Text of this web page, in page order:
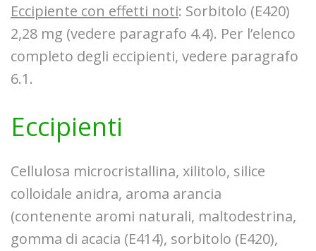
Eccipiente con effetti noti: Sorbitolo (E420)
2,28 mg (vedere paragrafo 4.4). Per l’elenco
completo degli eccipienti, vedere paragrafo
6.1.
Eccipienti
Cellulosa microcristallina, xilitolo, silice
colloidale anidra, aroma arancia
(contenente aromi naturali, maltodestrina,
gomma di acacia (E414), sorbitolo (E420),